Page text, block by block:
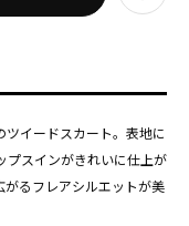
ツイードスカート。表地に
プスインがきれいに仕上が
がるフレアシルエットが美